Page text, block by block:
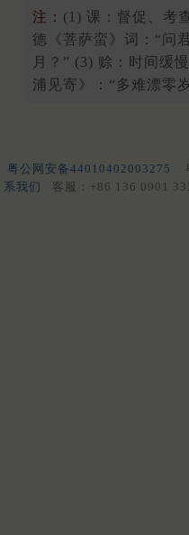
注： (1) 课：督促、考
德《菩萨蛮》词：“问
月？” (3) 赊：时间缓
浦见寄》：“多难漂零
粤公网安备44010402003275
系我们
客服：+86 136 0901